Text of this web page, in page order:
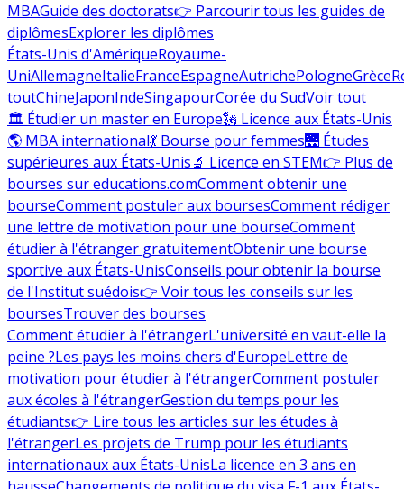
MBAGuide des doctorats👉 Parcourir tous les guides de
diplômesExplorer les diplômes
États-Unis d'AmériqueRoyaume-
UniAllemagneItalieFranceEspagneAutrichePologneGrèce
toutChineJaponIndeSingapourCorée du SudVoir tout
🏛 Étudier un master en Europe🗽 Licence aux États-Unis
🌎 MBA international💃 Bourse pour femmes🌉 Études
supérieures aux États-Unis🔬 Licence en STEM👉 Plus de
bourses sur educations.comComment obtenir une
bourseComment postuler aux boursesComment rédiger
une lettre de motivation pour une bourseComment
étudier à l'étranger gratuitementObtenir une bourse
sportive aux États-UnisConseils pour obtenir la bourse
de l'Institut suédois👉 Voir tous les conseils sur les
boursesTrouver des bourses
Comment étudier à l'étrangerL'université en vaut-elle la
peine ?Les pays les moins chers d'EuropeLettre de
motivation pour étudier à l'étrangerComment postuler
aux écoles à l'étrangerGestion du temps pour les
étudiants👉 Lire tous les articles sur les études à
l'étrangerLes projets de Trump pour les étudiants
internationaux aux États-UnisLa licence en 3 ans en